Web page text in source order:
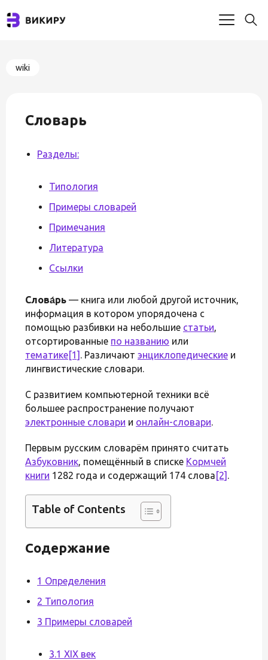
wiki
Словарь
Разделы:
Типология
Примеры словарей
Примечания
Литература
Ссылки
Слова́рь — книга или любой другой источник,
информация в котором упорядочена c
помощью разбивки на небольшие статьи,
отсортированные по названию или
тематике[1] . Различают энциклопедические и
лингвистические словари.
С развитием компьютерной техники всё
большее распространение получают
электронные словари и онлайн-словари.
Первым русским словарём принято считать
Азбуковник, помещённый в списке Кормчей
книги 1282 года и содержащий 174 слова [2] .
Table of Contents
Содержание
1 Определения
2 Типология
3 Примеры словарей
3.1 XIX век